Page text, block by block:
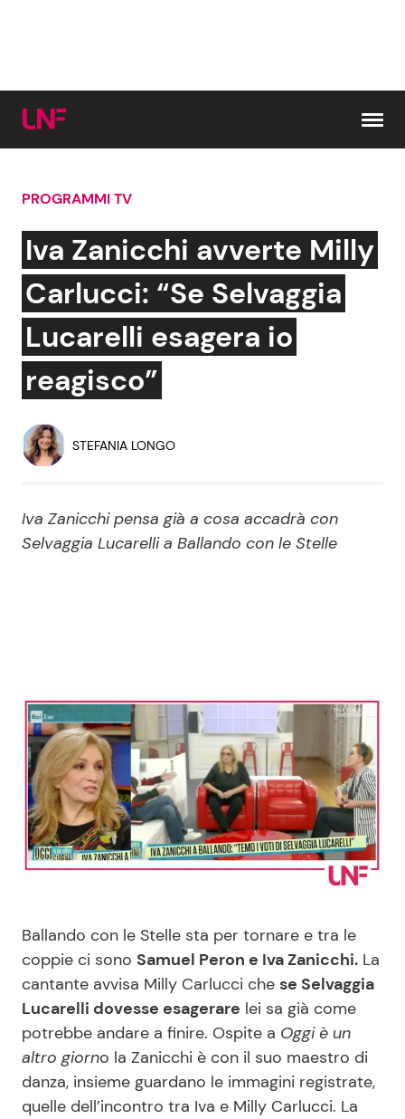
Cerca:
News e Cronaca
Attualità Italiana
Dal Mondo
Economia
Persone Scomparse
Politica
Gossip e TV
Bellezze VIP
Reality e Talent
News Musica
News Spettacolo
Benessere
Moda e Style
Mondo Mamma
News benessere
Salute
Cucina e Ricette
Consigli di Cucina
Dolci
Le Ricette in TV
Primi Piatti
Ricette Facili e Veloci
PROGRAMMI TV
Iva Zanicchi avverte Milly
Carlucci: “Se Selvaggia
Lucarelli esagera io
reagisco”
STEFANIA LONGO
Iva Zanicchi pensa già a cosa accadrà con
Selvaggia Lucarelli a Ballando con le Stelle
Ballando con le Stelle sta per tornare e tra le
coppie ci sono Samuel Peron e Iva Zanicchi. La
cantante avvisa Milly Carlucci che se Selvaggia
Lucarelli dovesse esagerare lei sa già come
potrebbe andare a finire. Ospite a Oggi è un
altro giorno la Zanicchi è con il suo maestro di
danza, insieme guardano le immagini registrate,
quelle dell’incontro tra Iva e Milly Carlucci. La